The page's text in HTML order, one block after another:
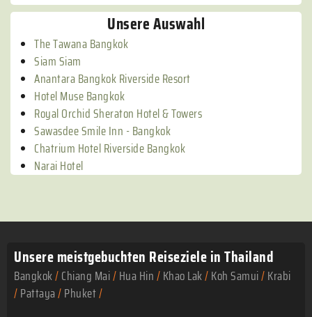
Unsere Auswahl
The Tawana Bangkok
Siam Siam
Anantara Bangkok Riverside Resort
Hotel Muse Bangkok
Royal Orchid Sheraton Hotel & Towers
Sawasdee Smile Inn - Bangkok
Chatrium Hotel Riverside Bangkok
Narai Hotel
Unsere meistgebuchten Reiseziele in Thailand
Bangkok/Chiang Mai/Hua Hin/Khao Lak/Koh Samui/Krabi
/Pattaya/Phuket/